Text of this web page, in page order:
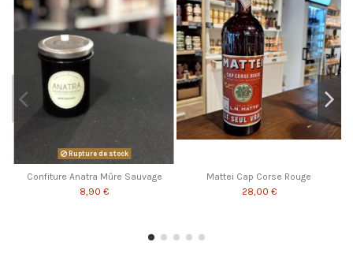
Rupture de stock
Confiture Anatra Mûre Sauvage
8,90 €
Mattei Cap Corse Rouge
28,00 €